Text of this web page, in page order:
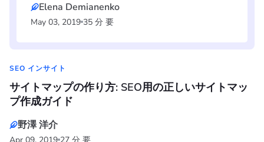
Elena Demianenko
May 03, 2019 35 分 要
SEO インサイト
サイトマップの作り方: SEO用の正しいサイトマッ
プ作成ガイド
野澤 洋介